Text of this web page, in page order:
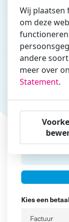
Vul hier bij
zakelijk/
Is de
Ja
Cursisten
Voeg
Voornaam
Tussenvoegsel
Kies een
Wij plaatsen
om deze
andere
meer over
Statement.